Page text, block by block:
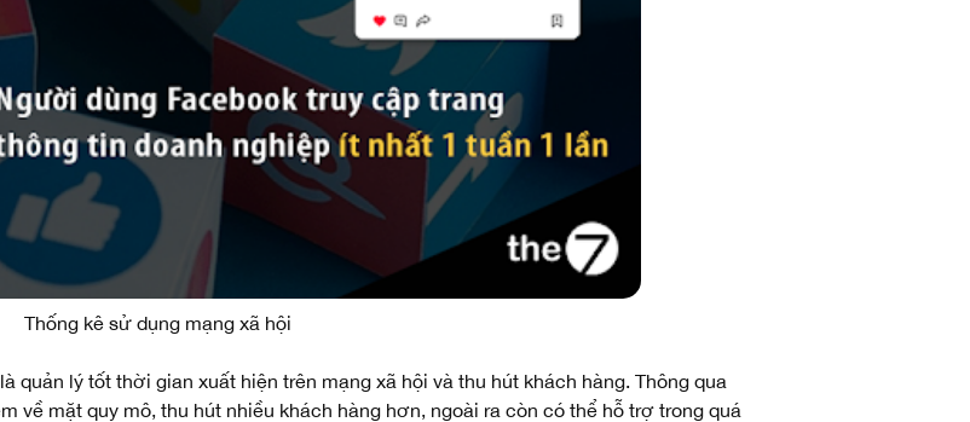
Thống kê sử dụng mạng xã hội
quản lý tốt thời gian xuất hiện trên mạng xã hội và thu hút khách hàng. Thông qua
về mặt quy mô, thu hút nhiều khách hàng hơn, ngoài ra còn có thể hỗ trợ trong quá